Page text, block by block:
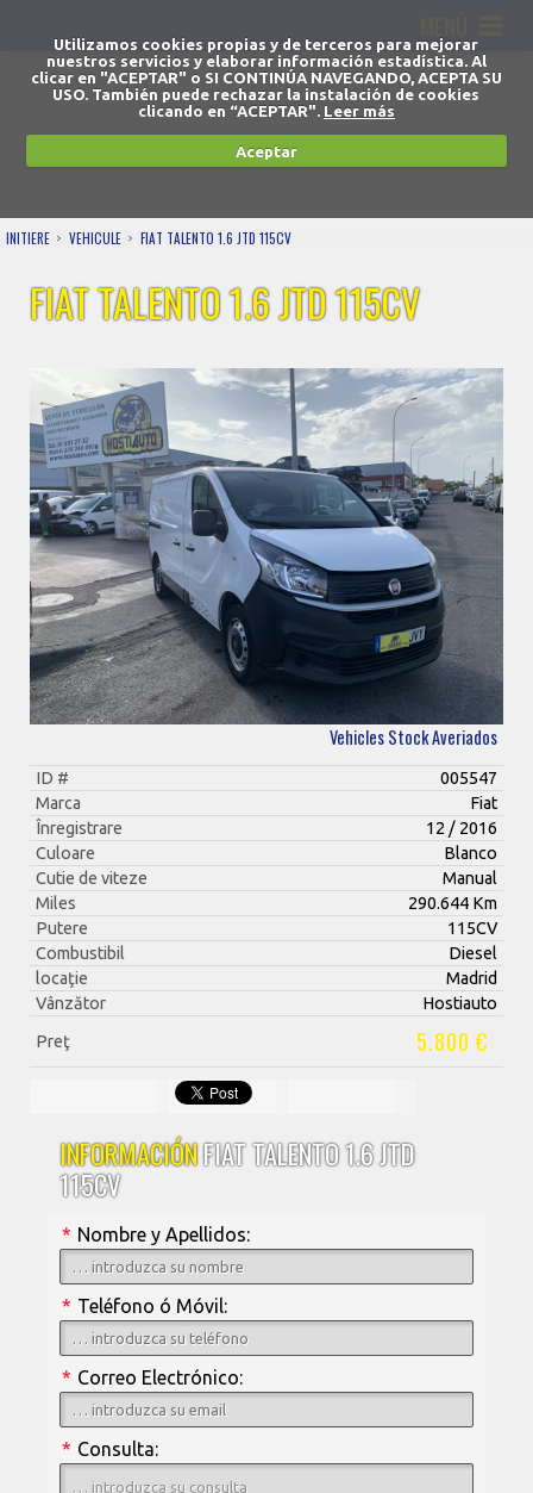
Utilizamos cookies propias y de terceros para mejorar
nuestros servicios y elaborar información estadística. Al
clicar en "ACEPTAR" o SI CONTINÚA NAVEGANDO, ACEPTA SU
USO. También puede rechazar la instalación de cookies
clicando en “ACEPTAR". Leer más
Aceptar
INITIERE VEHICULE FIAT TALENTO 1.6 JTD 115CV
FIAT TALENTO 1.6 JTD 115CV
Vehicles Stock Averiados
ID #
005547
Marca
Fiat
Înregistrare
12 / 2016
Culoare
Blanco
Cutie de viteze
Manual
Miles
290.644 Km
Putere
115CV
Combustibil
Diesel
locaţie
Madrid
Vânzător
Hostiauto
Preţ
5.800 €
INFORMACIÓNFIAT TALENTO 1.6 JTD
115CV
Nombre y Apellidos:
*
Teléfono ó Móvil:
*
Correo Electrónico:
*
Consulta:
*